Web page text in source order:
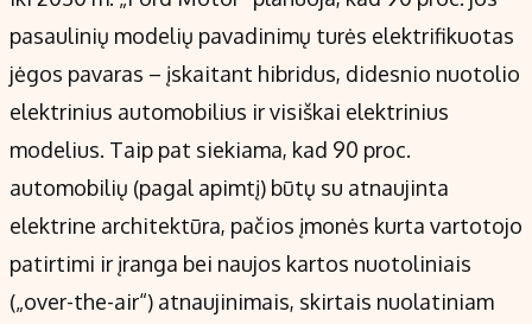
pasaulinių modelių pavadinimų turės elektrifikuotas
jėgos pavaras – įskaitant hibridus, didesnio nuotolio
elektrinius automobilius ir visiškai elektrinius
modelius. Taip pat siekiama, kad 90 proc.
automobilių (pagal apimtį) būtų su atnaujinta
elektrine architektūra, pačios įmonės kurta vartotojo
patirtimi ir įranga bei naujos kartos nuotoliniais
(„over-the-air“) atnaujinimais, skirtais nuolatiniam